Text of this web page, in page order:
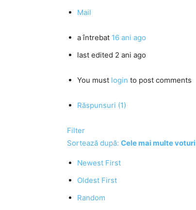
Mail
a întrebat 16 ani ago
last edited 2 ani ago
You must login to post comments
Răspunsuri (1)
Filter
Sortează după: Cele mai multe voturi
Newest First
Oldest First
Random